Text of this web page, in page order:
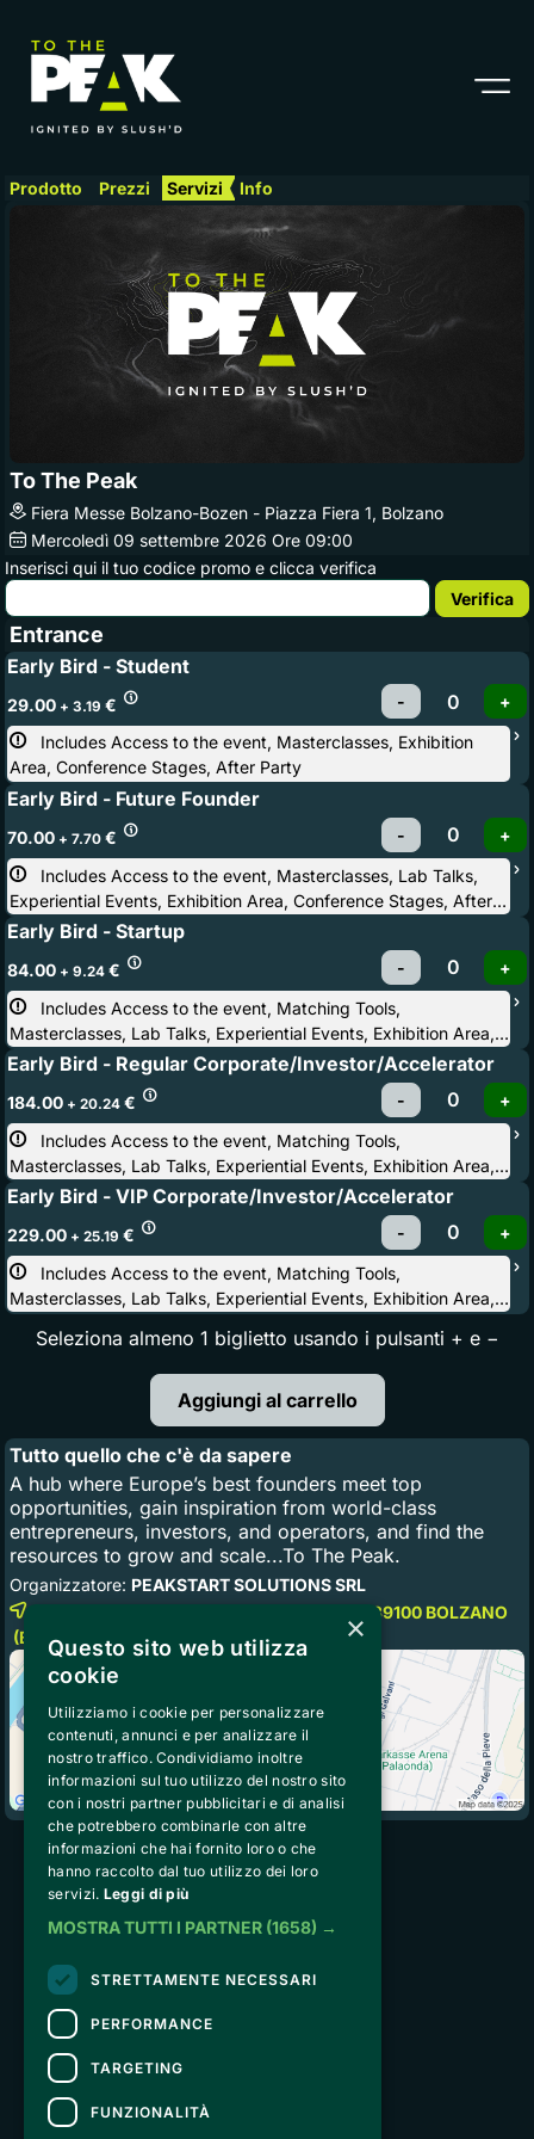
Prodotto Prezzi Servizi Info
To The Peak
Fiera Messe Bolzano-Bozen - Piazza Fiera 1, Bolzano
Mercoledì 09 settembre 2026 Ore 09:00
Inserisci qui il tuo codice promo e clicca verifica
Entrance
Early Bird - Student
29.00 + 3.19 €
Area, Conference Stages, After Party
Early Bird - Future Founder
70.00 + 7.70 €
Experiential Events, Exhibition Area, Conference Stages, After
Party
Early Bird - Startup
84.00 + 9.24 €
Masterclasses, Lab Talks, Experiential Events, Exhibition Area,
Conference Stages, Startup Competition, Startup & Investor
Early Bird - Regular Corporate/Investor/Accelerator
184.00 + 20.24 €
Masterclasses, Lab Talks, Experiential Events, Exhibition Area,
Conference Stages, After Party
Early Bird - VIP Corporate/Investor/Accelerator
229.00 + 25.19 €
Masterclasses, Lab Talks, Experiential Events, Exhibition Area,
Corporate & Investors Dinner, Priority to invite-only side events
Seleziona almeno 1 biglietto usando i pulsanti + e −
Tutto quello che c'è da sapere
A hub where Europe’s best founders meet top
opportunities, gain inspiration from world-class
entrepreneurs, investors, and operators, and find the
resources to grow and scale...To The Peak.
Organizzatore: PEAKSTART SOLUTIONS SRL
Fiera Messe Bolzano-Bozen Piazza Fiera, 39100 BOLZANO
(BZ)
Peakstart Solutions Srl
Strada de Sen Jan 21, San
VAT IT02740890229
peakstartsolutions@pecodc.it
ABOUT US
General Terms and Conditions of To The Peak
Privacy Policy
×
Questo sito web utilizza
cookie
Utilizziamo i cookie per personalizzare
contenuti, annunci e per analizzare il
nostro traffico. Condividiamo inoltre
informazioni sul tuo utilizzo del nostro sito
con i nostri partner pubblicitari e di analisi
che potrebbero combinarle con altre
informazioni che hai fornito loro o che
hanno raccolto dal tuo utilizzo dei loro
servizi. Leggi di più
MOSTRA TUTTI I PARTNER (1658) →
STRETTAMENTE NECESSARI
PERFORMANCE
TARGETING
FUNZIONALITÀ